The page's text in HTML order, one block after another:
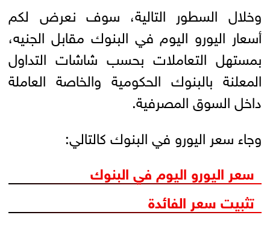
وخلال السطور التالية، سوف نعرض لكم
أسعار اليورو اليوم في البنوك مقابل الجنيه،
بمستهل التعاملات بحسب شاشات التداول
المعلنة بالبنوك الحكومية والخاصة العاملة
داخل السوق المصرفية.
وجاء سعر اليورو في البنوك كالتالي:
سعر اليورو اليوم في البنوك
تثبيت سعر الفائدة